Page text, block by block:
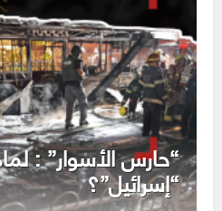
“حارس الأسوار” :
“إسرائيل”؟